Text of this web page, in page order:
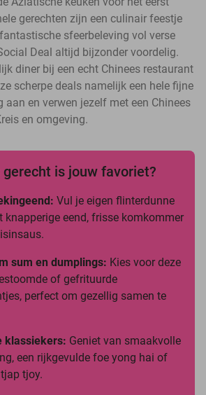
gerechten zijn een culinair feestje
sfeerbeleving vol verse
Deal altijd bijzonder voordelig.
diner bij een echt Chinees restaurant
scherpe deals namelijk een hele fijne
aan en verwen jezelf met een Chinees
en omgeving.
gerecht is jouw favoriet?
Vul je eigen flinterdunne
knapperige eend, frisse komkommer
sum en dumplings: Kies voor deze
of gefrituurde
perfect om gezellig samen te
klassiekers: Geniet van smaakvolle
een rijkgevulde foe yong hai of
tjoy.